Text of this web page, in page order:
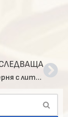
Велика вечерня с лития за празника на св. Николай Софийски